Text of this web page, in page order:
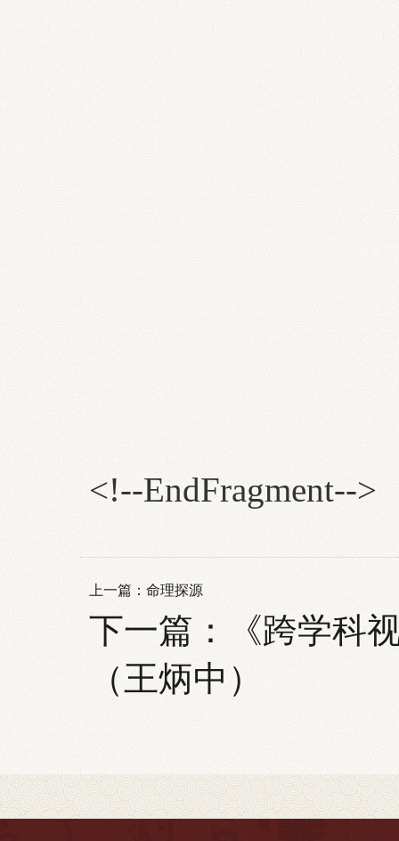
<!--EndFragment-->
上一篇： 命理探源
下一篇：
《跨学科
（王炳中）